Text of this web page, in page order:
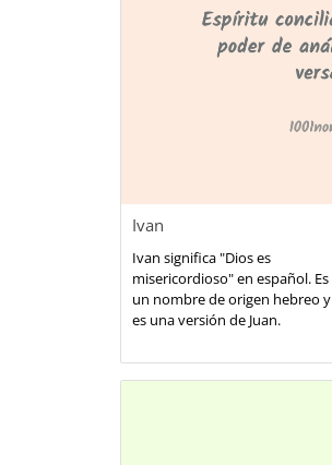
Ivan
Ivan significa "Dios es
misericordioso" en español. Es
un nombre de origen hebreo y
es una versión de Juan.